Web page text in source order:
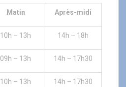
Matin Après-midi
10h – 13h 14h – 18h
09h – 13h 14h – 17h30
10h – 13h 14h – 17h30